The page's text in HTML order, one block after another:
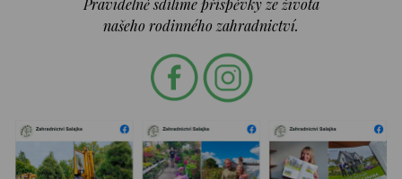
Pravidelně sdílíme příspěvky ze života
našeho rodinného zahradnictví.